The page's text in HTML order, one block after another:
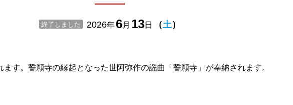
終了しました 2026年6月 13日 （土）
す。誓願寺の縁起となった世阿弥作の謡曲「誓願寺」が奉納されます。